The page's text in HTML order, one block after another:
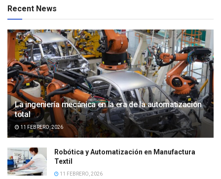
Recent News
La ingeniería mecánica en la era de la automatización
total
11 FEBRERO, 2026
Robótica y Automatización en Manufactura
Textil
11 FEBRERO, 2026